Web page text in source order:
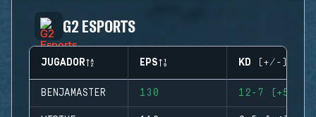
G2 ESPORTS
JUGADOR EPS KD (+/-)
BENJAMASTER 130 12-7 (+5)